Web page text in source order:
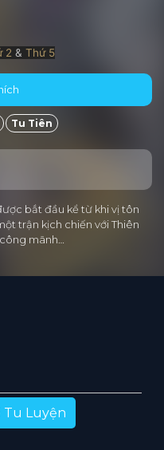
2 & Thứ 5
Tu Tiên
bắt đầu kể từ khi vị tôn
trận kịch chiến với Thiên
mãnh…
Luyện